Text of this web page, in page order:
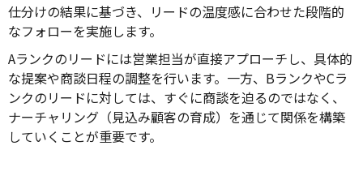
仕分けの結果に基づき、リードの温度感に合わせた段階的
なフォローを実施します。
Aランクのリードには営業担当が直接アプローチし、具体的
な提案や商談日程の調整を行います。一方、BランクやCラ
ンクのリードに対しては、すぐに商談を迫るのではなく、
ナーチャリング（見込み顧客の育成）を通じて関係を構築
していくことが重要です。